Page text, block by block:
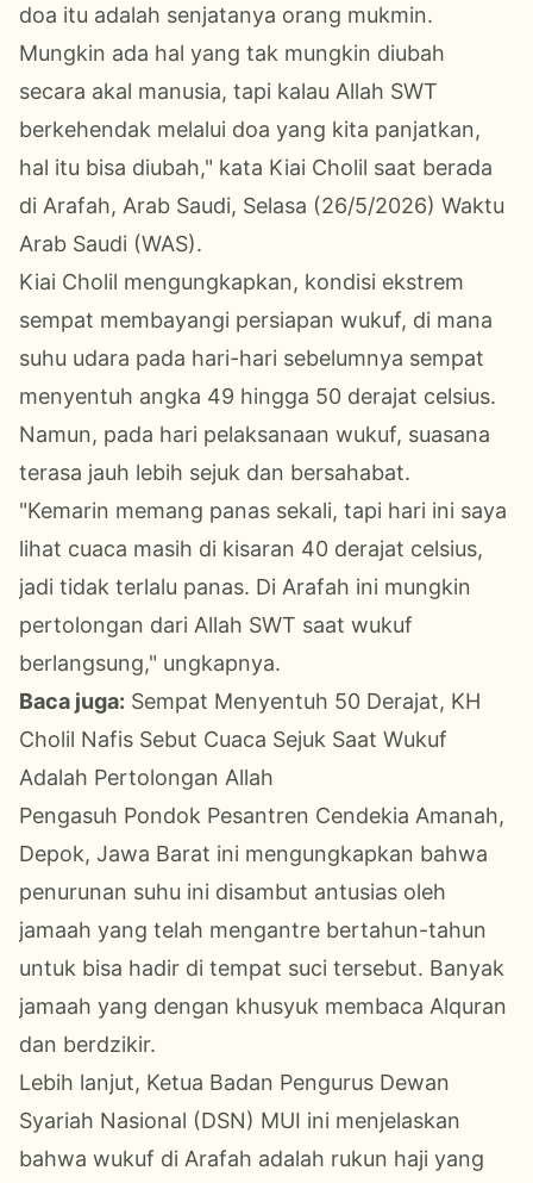
doa itu adalah senjatanya orang mukmin.
Mungkin ada hal yang tak mungkin diubah
secara akal manusia, tapi kalau Allah SWT
berkehendak melalui doa yang kita panjatkan,
hal itu bisa diubah," kata Kiai Cholil saat berada
di Arafah, Arab Saudi, Selasa (26/5/2026) Waktu
Arab Saudi (WAS).
Kiai Cholil mengungkapkan, kondisi ekstrem
sempat membayangi persiapan wukuf, di mana
suhu udara pada hari-hari sebelumnya sempat
menyentuh angka 49 hingga 50 derajat celsius.
Namun, pada hari pelaksanaan wukuf, suasana
terasa jauh lebih sejuk dan bersahabat.
"Kemarin memang panas sekali, tapi hari ini saya
lihat cuaca masih di kisaran 40 derajat celsius,
jadi tidak terlalu panas. Di Arafah ini mungkin
pertolongan dari Allah SWT saat wukuf
berlangsung," ungkapnya.
Baca juga: Sempat Menyentuh 50 Derajat, KH
Cholil Nafis Sebut Cuaca Sejuk Saat Wukuf
Adalah Pertolongan Allah
Pengasuh Pondok Pesantren Cendekia Amanah,
Depok, Jawa Barat ini mengungkapkan bahwa
penurunan suhu ini disambut antusias oleh
jamaah yang telah mengantre bertahun-tahun
untuk bisa hadir di tempat suci tersebut. Banyak
jamaah yang dengan khusyuk membaca Alquran
dan berdzikir.
Lebih lanjut, Ketua Badan Pengurus Dewan
Syariah Nasional (DSN) MUI ini menjelaskan
bahwa wukuf di Arafah adalah rukun haji yang